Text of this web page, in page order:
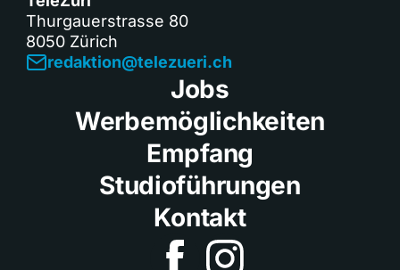
Thurgauerstrasse 80
8050 Zürich
redaktion@telezueri.ch
Jobs
Werbemöglichkeiten
Empfang
Studioführungen
Kontakt